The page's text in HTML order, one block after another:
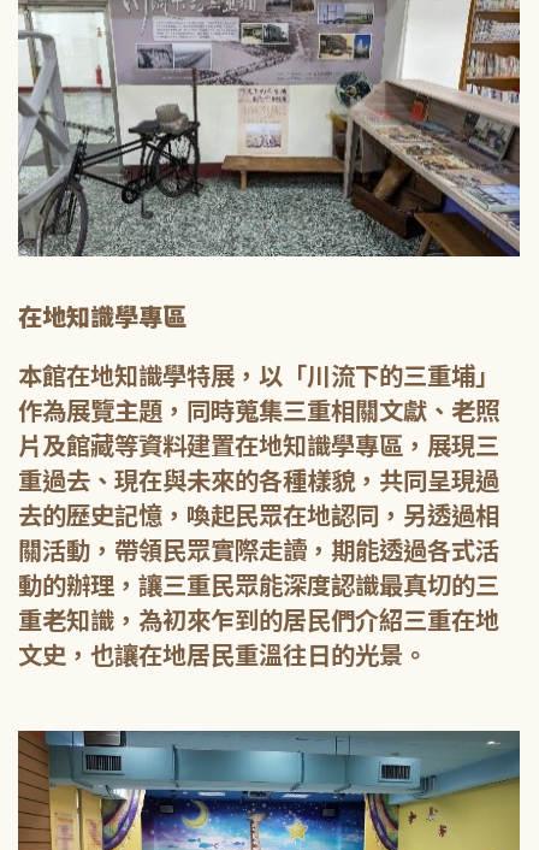
在地知識學專區
本館在地知識學特展，以「川流下的三重埔」
作為展覽主題，同時蒐集三重相關文獻、老照
片及館藏等資料建置在地知識學專區，展現三
重過去、現在與未來的各種樣貌，共同呈現過
去的歷史記憶，喚起民眾在地認同，另透過相
關活動，帶領民眾實際走讀，期能透過各式活
動的辦理，讓三重民眾能深度認識最真切的三
重老知識，為初來乍到的居民們介紹三重在地
文史，也讓在地居民重溫往日的光景。